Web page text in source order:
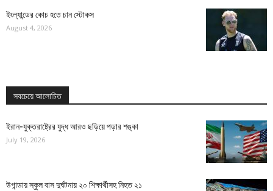
ইংল্যান্ডের কোচ হতে চান স্টোকস
August 4, 2026
সবচেয়ে আলোচিত
ইরান-যুক্তরাষ্ট্রের যুদ্ধ আরও ছড়িয়ে পড়ার শঙ্কা
July 19, 2026
উগান্ডায় স্কুল বাস দুর্ঘটনায় ২০ শিক্ষার্থীসহ নিহত ২১